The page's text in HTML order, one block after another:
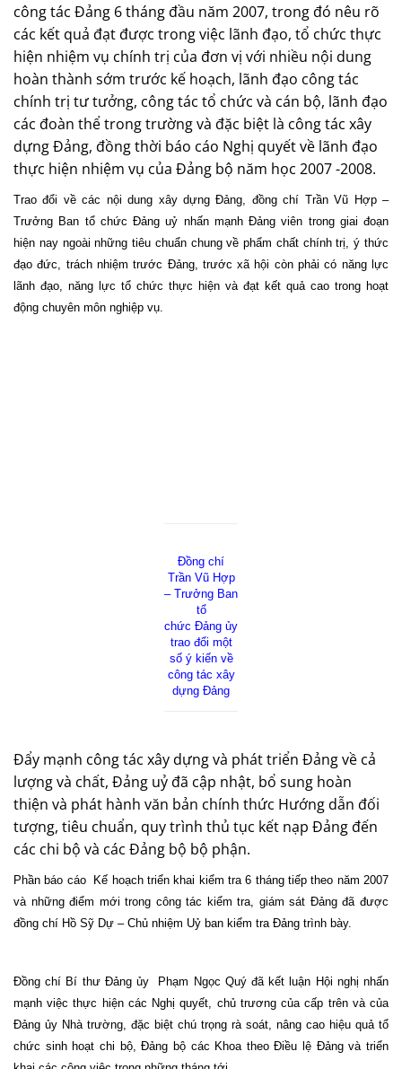
công tác Đảng 6 tháng đầu năm 2007, trong đó nêu rõ
các kết quả đạt được trong việc lãnh đạo, tổ chức thực
hiện nhiệm vụ chính trị của đơn vị với nhiều nội dung
hoàn thành sớm trước kế hoạch, lãnh đạo công tác
chính trị tư tưởng, công tác tổ chức và cán bộ, lãnh đạo
các đoàn thể trong trường và đặc biệt là công tác xây
dựng Đảng, đồng thời báo cáo Nghị quyết về lãnh đạo
thực hiện nhiệm vụ của Đảng bộ năm học 2007 -2008.
Trao đổi về các nội dung xây dựng Đảng, đồng chí Trần Vũ Hợp –
Trưởng Ban tổ chức Đảng uỷ nhấn mạnh Đảng viên trong giai đoạn
hiện nay ngoài những tiêu chuẩn chung về phẩm chất chính trị, ý thức
đạo đức, trách nhiệm trước Đảng, trước xã hội còn phải có năng lực
lãnh đạo, năng lực tổ chức thực hiện và đạt kết quả cao trong hoạt
động chuyên môn nghiệp vụ.
Đồng chí
Trần Vũ Hợp
– Trưởng Ban
tổ
chức Đảng ủy
trao đổi một
số ý kiến về
công tác xây
dựng Đảng
Đẩy mạnh công tác xây dựng và phát triển Đảng về cả
lượng và chất, Đảng uỷ đã cập nhật, bổ sung hoàn
thiện và phát hành văn bản chính thức Hướng dẫn đối
tượng, tiêu chuẩn, quy trình thủ tục kết nạp Đảng đến
các chi bộ và các Đảng bộ bộ phận.
Phần báo cáo
Kế hoạch triển khai kiểm tra 6 tháng tiếp theo năm 2007
và những điểm mới trong công tác kiểm tra, giám sát Đảng đã được
đồng chí Hồ Sỹ Dự – Chủ nhiệm Uỷ ban kiểm tra Đảng trình bày.
Đồng chí Bí thư Đảng ủy
Phạm Ngọc Quý đã kết luận Hội nghị nhấn
mạnh việc thực hiện các Nghị quyết, chủ trương của cấp trên và của
Đảng ủy Nhà trường, đặc biệt chú trọng rà soát, nâng cao hiệu quả tổ
chức sinh hoạt chi bộ, Đảng bộ các Khoa theo Điều lệ Đảng và triển